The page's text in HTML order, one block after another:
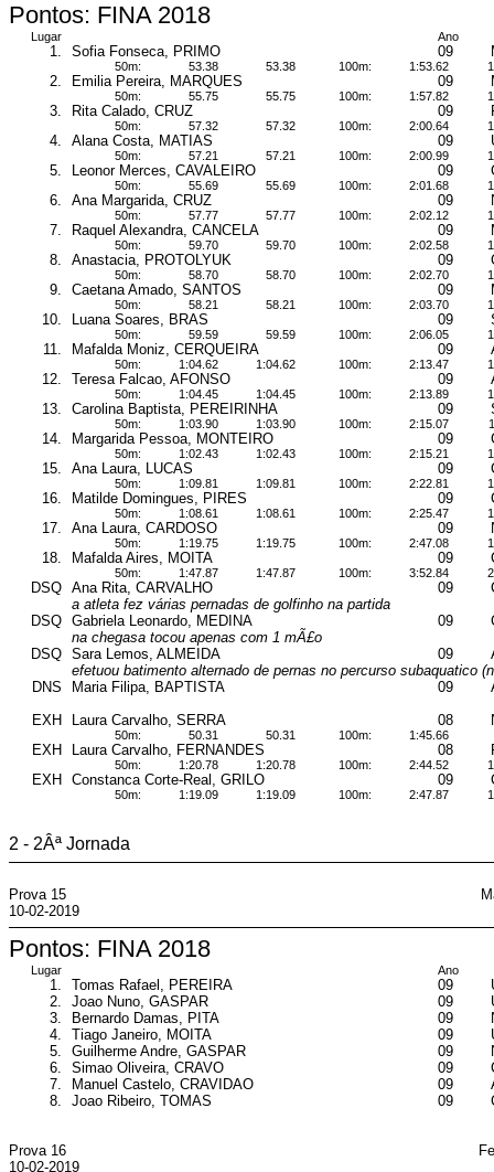
Pontos: FINA 2018
Lugar Ano
1. Sofia Fonseca, PRIMO 09
50m: 53.38 53.38 100m: 1:53.62
2. Emilia Pereira, MARQUES 09
50m: 55.75 55.75 100m: 1:57.82
3. Rita Calado, CRUZ 09
50m: 57.32 57.32 100m: 2:00.64
4. Alana Costa, MATIAS 09
50m: 57.21 57.21 100m: 2:00.99
5. Leonor Merces, CAVALEIRO 09
50m: 55.69 55.69 100m: 2:01.68
6. Ana Margarida, CRUZ 09
50m: 57.77 57.77 100m: 2:02.12
7. Raquel Alexandra, CANCELA 09
50m: 59.70 59.70 100m: 2:02.58
8. Anastacia, PROTOLYUK 09
50m: 58.70 58.70 100m: 2:02.70
9. Caetana Amado, SANTOS 09
50m: 58.21 58.21 100m: 2:03.70
10. Luana Soares, BRAS 09
50m: 59.59 59.59 100m: 2:06.05
11. Mafalda Moniz, CERQUEIRA 09
50m: 1:04.62 1:04.62 100m: 2:13.47
12. Teresa Falcao, AFONSO 09
50m: 1:04.45 1:04.45 100m: 2:13.89
13. Carolina Baptista, PEREIRINHA 09
50m: 1:03.90 1:03.90 100m: 2:15.07
14. Margarida Pessoa, MONTEIRO 09
50m: 1:02.43 1:02.43 100m: 2:15.21
15. Ana Laura, LUCAS 09
50m: 1:09.81 1:09.81 100m: 2:22.81
16. Matilde Domingues, PIRES 09
50m: 1:08.61 1:08.61 100m: 2:25.47
17. Ana Laura, CARDOSO 09
50m: 1:19.75 1:19.75 100m: 2:47.08
18. Mafalda Aires, MOITA 09
50m: 1:47.87 1:47.87 100m: 3:52.84
DSQ Ana Rita, CARVALHO 09
a atleta fez várias pernadas de golfinho na partida
DSQ Gabriela Leonardo, MEDINA 09
na chegasa tocou apenas com 1 mÃ£o
DSQ Sara Lemos, ALMEIDA 09
efetuou batimento alternado de pernas no percurso subaquatico
DNS
Maria Filipa, BAPTISTA 09
EXH
Laura Carvalho, SERRA 08
50m: 50.31 50.31 100m: 1:45.66
EXH Laura Carvalho, FERNANDES 08
50m: 1:20.78 1:20.78 100m: 2:44.52
EXH Constanca Corte-Real, GRILO 09
50m: 1:19.09 1:19.09 100m: 2:47.87
2 - 2Âª Jornada
Prova 15
10-02-2019
Pontos: FINA 2018
Lugar Ano
1. Tomas Rafael, PEREIRA 09
2.
Joao Nuno, GASPAR 09
3.
Bernardo Damas, PITA 09
4.
Tiago Janeiro, MOITA 09
5.
Guilherme Andre, GASPAR 09
6.
Simao Oliveira, CRAVO 09
7.
Manuel Castelo, CRAVIDAO 09
8.
Joao Ribeiro, TOMAS 09
Prova 16
10-02-2019